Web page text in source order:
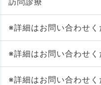
※詳細はお問い合わせく
※詳細はお問い合わせく
※詳細はお問い合わせく